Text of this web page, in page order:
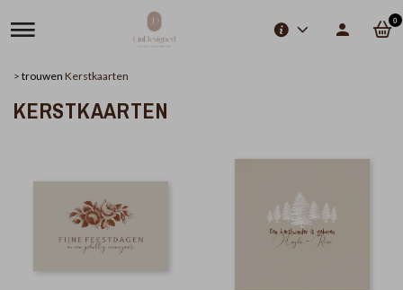
0
> trouwen Kerstkaarten
KERSTKAARTEN